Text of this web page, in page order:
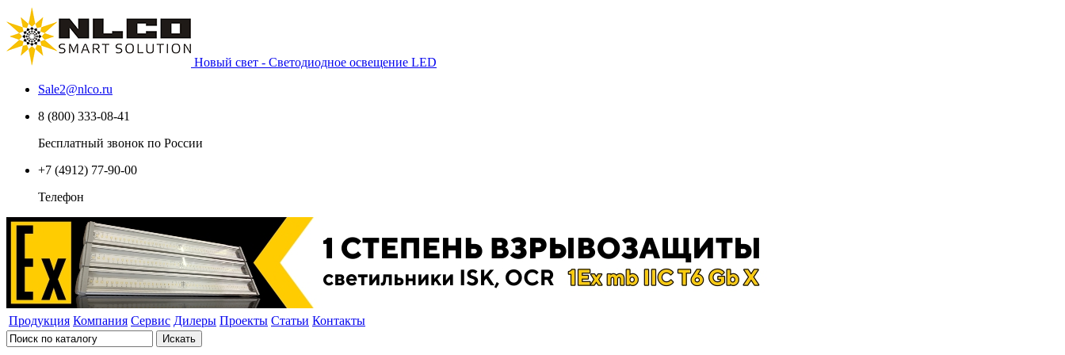
Новый свет - Светодиодное освещение LED
Sale2@nlco.ru
8 (800) 333-08-41
Бесплатный звонок по России
+7 (4912) 77-90-00
Телефон
Продукция Компания Сервис Дилеры Проекты Статьи Контакты